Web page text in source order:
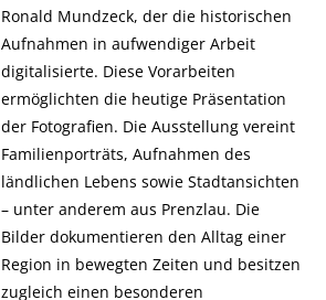
Ronald Mundzeck, der die historischen
Aufnahmen in aufwendiger Arbeit
digitalisierte. Diese Vorarbeiten
ermöglichten die heutige Präsentation
der Fotografien. Die Ausstellung vereint
Familienporträts, Aufnahmen des
ländlichen Lebens sowie Stadtansichten
– unter anderem aus Prenzlau. Die
Bilder dokumentieren den Alltag einer
Region in bewegten Zeiten und besitzen
zugleich einen besonderen